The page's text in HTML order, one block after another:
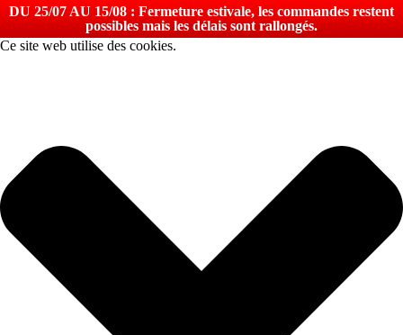
DU 25/07 AU 15/08 : Fermeture estivale, les commandes restent
possibles mais les délais sont rallongés.
Ce site web utilise des cookies.